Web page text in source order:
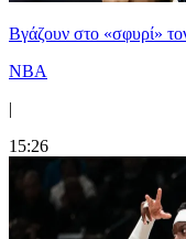
Bγάζουν στο «σφυρί»
NBA
|
15:26